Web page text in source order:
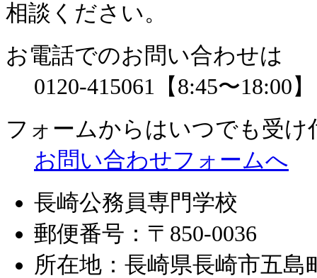
相談ください。
お電話でのお問い合わせは
0120-415061
【8:45〜18:00】
フォームからはいつでも受
お問い合わせフォームへ
長崎公務員専門学校
郵便番号：〒850-0036
所在地：長崎県長崎市五島